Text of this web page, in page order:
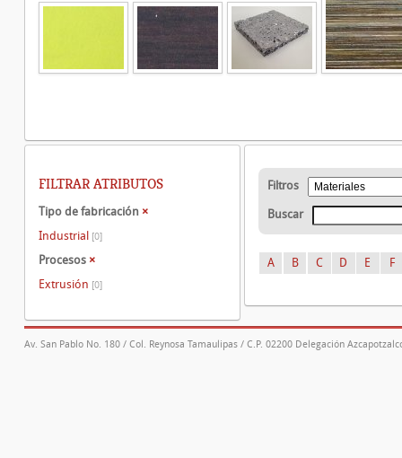
Filtros
Buscar
A B C D E F
FILTRAR ATRIBUTOS
Tipo de fabricación ×
Industrial [0]
Procesos ×
Extrusión [0]
Av. San Pablo No. 180 / Col. Reynosa Tamaulipas / C.P. 02200 Delegación